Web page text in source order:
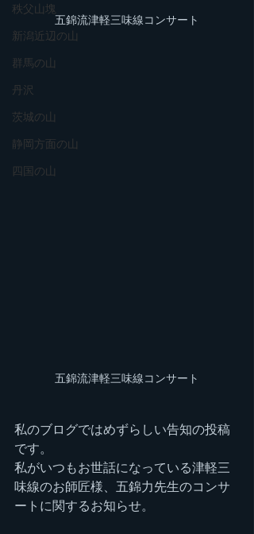
秩父山塊
新潟近辺の山
群馬の山
丹沢
茨城の山
静岡方面の山
四国の山
五錦流津軽三味線コンサート
五錦流津軽三味線コンサート
私のブログではめずらしい告知の投稿
です。
私がいつもお世話になっている津軽三
味線のお師匠様、五錦力先生のコンサ
ートに関するお知らせ。